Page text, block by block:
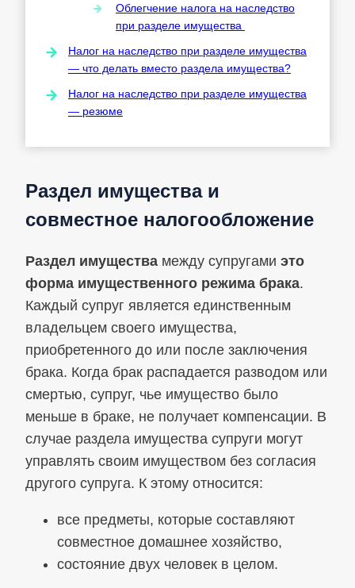
Облегчение налога на наследство
при разделе имущества
Налог на наследство при разделе имущества
— что делать вместо раздела имущества?
Налог на наследство при разделе имущества
— резюме
Раздел имущества и
совместное налогообложение
Раздел имущества между супругами это
форма имущественного режима брака.
Каждый супруг является единственным
владельцем своего имущества,
приобретенного до или после заключения
брака. Когда брак распадается разводом или
смертью, супруг, чье имущество было
меньше в браке, не получает компенсации. В
случае раздела имущества супруги могут
управлять своим имуществом без согласия
другого супруга. К этому относится:
все предметы, которые составляют
совместное домашнее хозяйство,
состояние двух человек в целом.